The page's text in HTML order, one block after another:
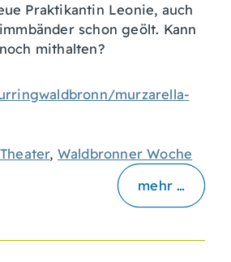
murzarella-
Praktikantin Leonie, auch
schon geölt. Kann
mithalten?
Theater, Waldbronner Woche
mehr …